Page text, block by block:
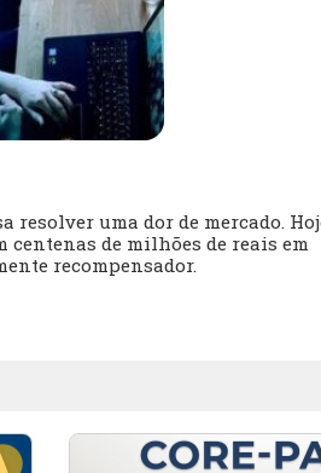
resolver uma dor de mercado.
de milhões de reais em
recompensador.